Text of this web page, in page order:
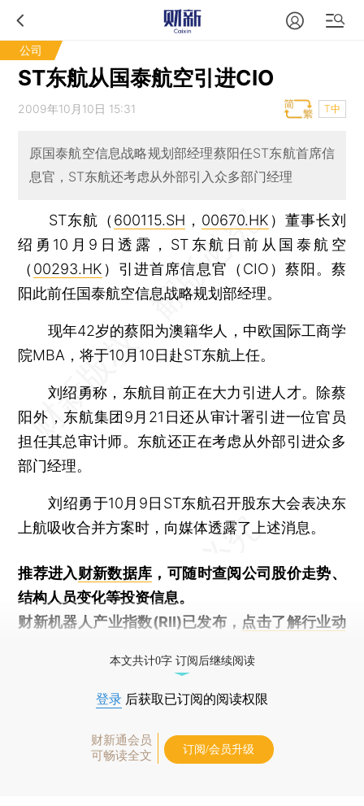
公司
ST东航从国泰航空引进CIO
2009年10月10日 15:31 T中
原国泰航空信息战略规划部经理蔡阳任ST东航首席信
息官，ST东航还考虑从外部引入众多部门经理
ST东航（ 600115.SH ， 00670.HK ）董事长刘
绍勇10月9日透露，ST东航日前从国泰航空
（ 00293.HK ）引进首席信息官（CIO）蔡阳。蔡
阳此前任国泰航空信息战略规划部经理。
现年42岁的蔡阳为澳籍华人，中欧国际工商学
院MBA，将于10月10日赴ST东航上任。
刘绍勇称，东航目前正在大力引进人才。除蔡
阳外，东航集团9月21日还从审计署引进一位官员
担任其总审计师。东航还正在考虑从外部引进众多
部门经理。
刘绍勇于10月9日ST东航召开股东大会表决东
上航吸收合并方案时，向媒体透露了上述消息。
推荐进入财新数据库 ，可随时查阅公司股价走势、
结构人员变化等投资信息。
财新机器人产业指数(RII)已发布， 点击了解行业动
本文共计0字 订阅后继续阅读
登录 后获取已订阅的阅读权限
财新通会员
可畅读全文
订阅/会员升级